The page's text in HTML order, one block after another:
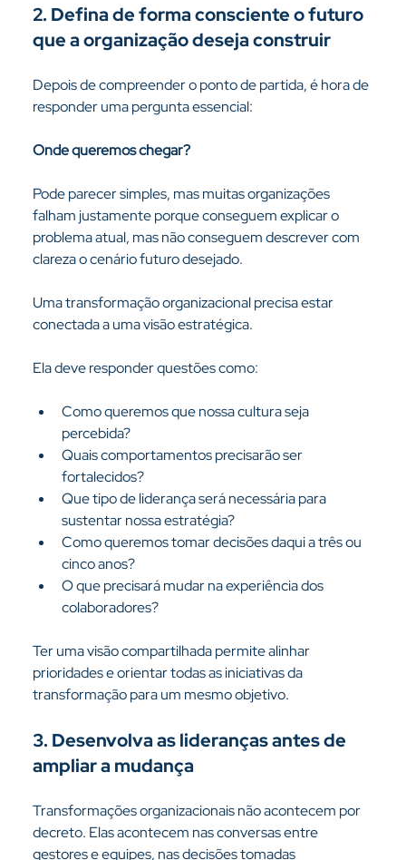
2. Defina de forma consciente o futuro
que a organização deseja construir
Depois de compreender o ponto de partida, é hora de
responder uma pergunta essencial:
Onde queremos chegar?
Pode parecer simples, mas muitas organizações
falham justamente porque conseguem explicar o
problema atual, mas não conseguem descrever com
clareza o cenário futuro desejado.
Uma transformação organizacional precisa estar
conectada a uma visão estratégica.
Ela deve responder questões como:
Como queremos que nossa cultura seja
percebida?
Quais comportamentos precisarão ser
fortalecidos?
Que tipo de liderança será necessária para
sustentar nossa estratégia?
Como queremos tomar decisões daqui a três ou
cinco anos?
O que precisará mudar na experiência dos
colaboradores?
Ter uma visão compartilhada permite alinhar
prioridades e orientar todas as iniciativas da
transformação para um mesmo objetivo.
3. Desenvolva as lideranças antes de
ampliar a mudança
Transformações organizacionais não acontecem por
decreto. Elas acontecem nas conversas entre
gestores e equipes, nas decisões tomadas